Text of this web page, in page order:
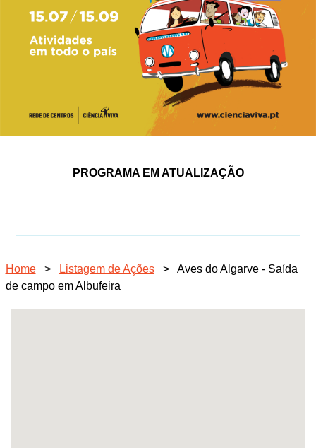
PROGRAMA EM ATUALIZAÇÃO
Home > Listagem de Ações >
Aves do Algarve - Saída
de campo em Albufeira